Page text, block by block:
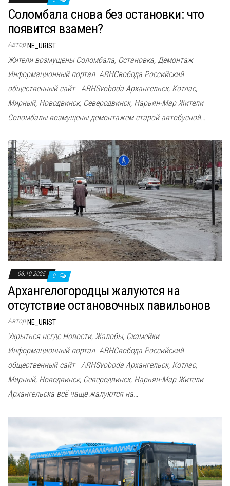
Соломбала снова без остановки: что
появится взамен?
Автор NE_URIST
Жители возмущены Соломбала, Остановка, Демонтаж
Информационный портал ARHСвобода Российский
общественный сайт ARHSvoboda Архангельск, Котлас,
Мирный, Новодвинск, Северодвинск, Нарьян-Мар Жители
Соломбалы возмущены демонтажем старой автобусной…
06.10.2025 0
Архангелогородцы жалуются на
отсутствие остановочных павильонов
Автор NE_URIST
Укрыться негде Новости, Жалобы, Скамейки
Информационный портал ARHСвобода Российский
общественный сайт ARHSvoboda Архангельск, Котлас,
Мирный, Новодвинск, Северодвинск, Нарьян-Мар Жители
Архангельска всё чаще жалуются на…